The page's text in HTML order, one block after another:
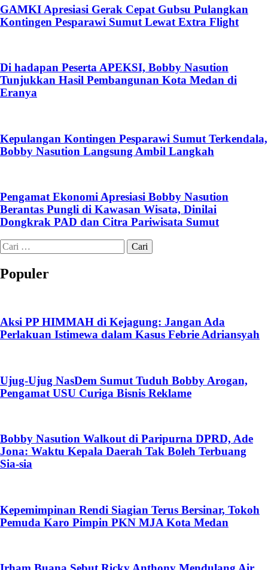
GAMKI Apresiasi Gerak Cepat Gubsu Pulangkan
Kontingen Pesparawi Sumut Lewat Extra Flight
Di hadapan Peserta APEKSI, Bobby Nasution
Tunjukkan Hasil Pembangunan Kota Medan di
Eranya
Kepulangan Kontingen Pesparawi Sumut Terkendala,
Bobby Nasution Langsung Ambil Langkah
Pengamat Ekonomi Apresiasi Bobby Nasution
Berantas Pungli di Kawasan Wisata, Dinilai
Dongkrak PAD dan Citra Pariwisata Sumut
Cari
untuk:
Populer
Aksi PP HIMMAH di Kejagung: Jangan Ada
Perlakuan Istimewa dalam Kasus Febrie Adriansyah
Ujug-Ujug NasDem Sumut Tuduh Bobby Arogan,
Pengamat USU Curiga Bisnis Reklame
Bobby Nasution Walkout di Paripurna DPRD, Ade
Jona: Waktu Kepala Daerah Tak Boleh Terbuang
Sia-sia
Kepemimpinan Rendi Siagian Terus Bersinar, Tokoh
Pemuda Karo Pimpin PKN MJA Kota Medan